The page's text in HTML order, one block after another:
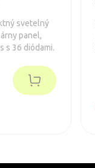
svetelný
panel,
s 36 diódami.